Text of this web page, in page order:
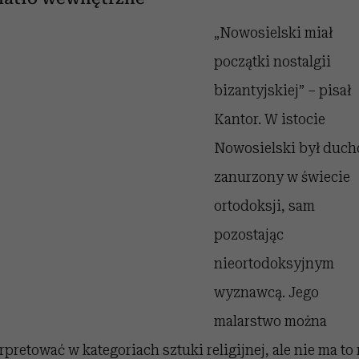
„Nowosielski miał
początki nostalgii
bizantyjskiej” – pisał
Kantor. W istocie
Nowosielski był
zanurzony w świecie
ortodoksji, sam
pozostając
nieortodoksyjnym
wyznawcą. Jego
malarstwo można
w kategoriach sztuki religijnej, ale nie ma to